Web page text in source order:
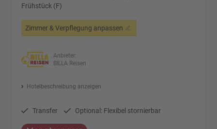
Frühstück (F)
Zimmer & Verpflegung anpassen
Anbieter:
BILLA Reisen
Hotelbeschreibung anzeigen
Transfer Optional: Flexibel stornierbar